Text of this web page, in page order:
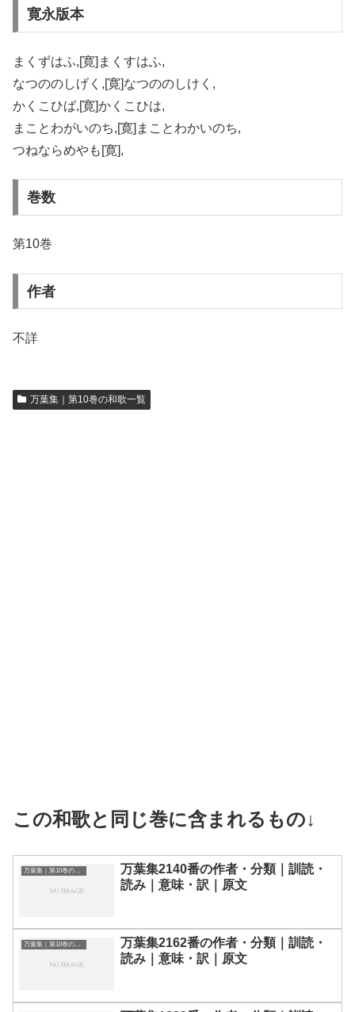
寛永版本
まくずはふ,[寛]まくすはふ,
なつののしげく,[寛]なつののしけく,
かくこひば,[寛]かくこひは,
まことわがいのち,[寛]まことわかいのち,
つねならめやも[寛],
巻数
第10巻
作者
不詳
万葉集｜第10巻の和歌一覧
この和歌と同じ巻に含まれるもの↓
万葉集｜第10巻の和歌一覧
万葉集2140番の作者・分類｜訓読・
読み｜意味・訳｜原文
万葉集｜第10巻の和歌一覧
万葉集2162番の作者・分類｜訓読・
読み｜意味・訳｜原文